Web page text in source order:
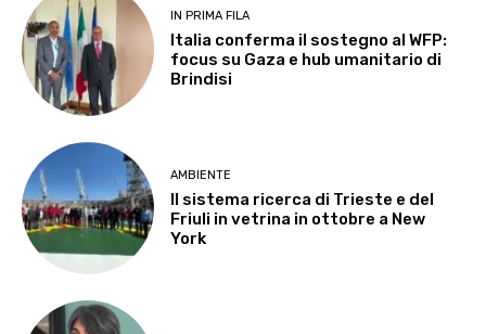
IN PRIMA FILA
Italia conferma il sostegno al WFP:
focus su Gaza e hub umanitario di
Brindisi
AMBIENTE
Il sistema ricerca di Trieste e del
Friuli in vetrina in ottobre a New
York